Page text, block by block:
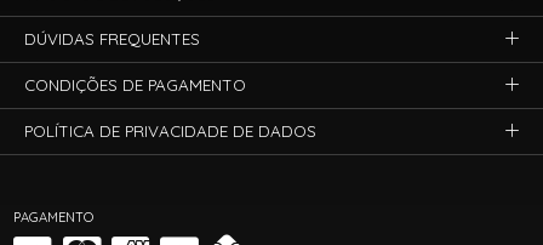
PAGAMENTO
DÚVIDAS FREQUENTES
CONDIÇÕES DE PAGAMENTO
POLÍTICA DE PRIVACIDADE DE DADOS